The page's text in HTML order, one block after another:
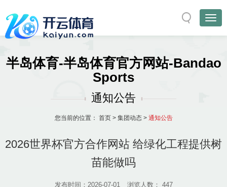
半岛体育-半岛体育官方网站-Bandao
Sports
通知公告
您当前的位置： 首页> 集团动态> 通知公告
2026世界杯官方合作网站 给绿化工程提供树
苗能做吗
发布时间：2026-07-01 浏览人数： 447